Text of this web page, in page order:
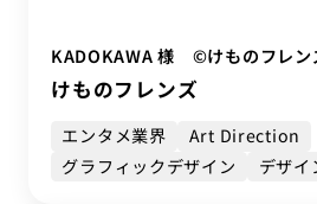
KADOKAWA 様 ©けものフレン
けものフレンズ
エンタメ業界
Art Direction
グラフィックデザイン
デザイ